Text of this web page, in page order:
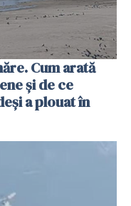
Cum arată
și de ce
a plouat în